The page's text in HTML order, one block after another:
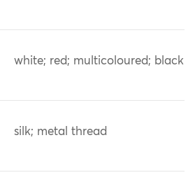
white; red; multicoloured; black
silk; metal thread